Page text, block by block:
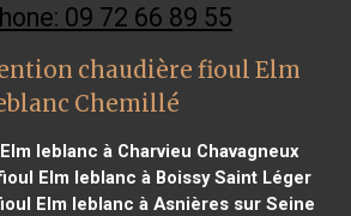
09 72 66 89 55
chaudière fioul Elm
Chemillé
leblanc à Charvieu Chavagneux
Elm leblanc à Boissy Saint Léger
Elm leblanc à Asnières sur Seine